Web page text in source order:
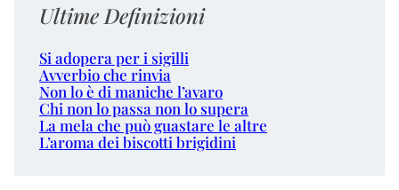
Ultime Definizioni
Si adopera per i sigilli
Avverbio che rinvia
Non lo è di maniche l’avaro
Chi non lo passa non lo supera
La mela che può guastare le altre
L’aroma dei biscotti brigidini